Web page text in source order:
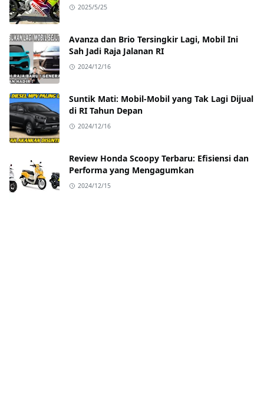
2025/5/25
Avanza dan Brio Tersingkir Lagi, Mobil Ini
Sah Jadi Raja Jalanan RI
2024/12/16
Suntik Mati: Mobil-Mobil yang Tak Lagi Dijual
di RI Tahun Depan
2024/12/16
Review Honda Scoopy Terbaru: Efisiensi dan
Performa yang Mengagumkan
2024/12/15